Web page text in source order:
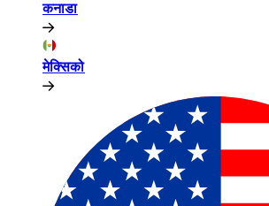
कनाडा​​
मेक्सिको​​